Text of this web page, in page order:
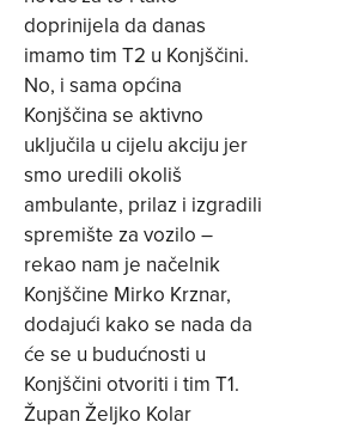
doprinijela da danas
imamo tim T2 u Konjščini.
No, i sama općina
Konjščina se aktivno
uključila u cijelu akciju jer
smo uredili okoliš
ambulante, prilaz i izgradili
spremište za vozilo –
rekao nam je načelnik
Konjščine Mirko Krznar,
dodajući kako se nada da
će se u budućnosti u
Konjščini otvoriti i tim T1.
Župan Željko Kolar